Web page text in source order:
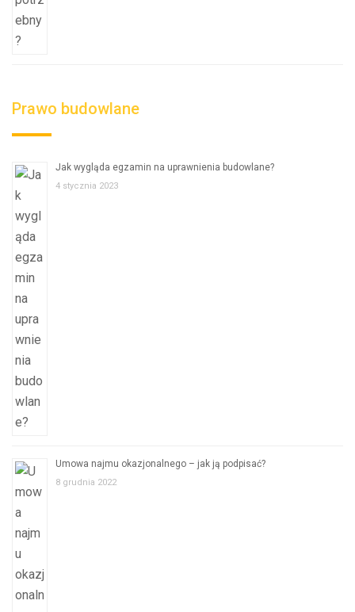
Prawo budowlane
Jak wygląda egzamin na uprawnienia budowlane?
4 stycznia 2023
Umowa najmu okazjonalnego – jak ją podpisać?
8 grudnia 2022